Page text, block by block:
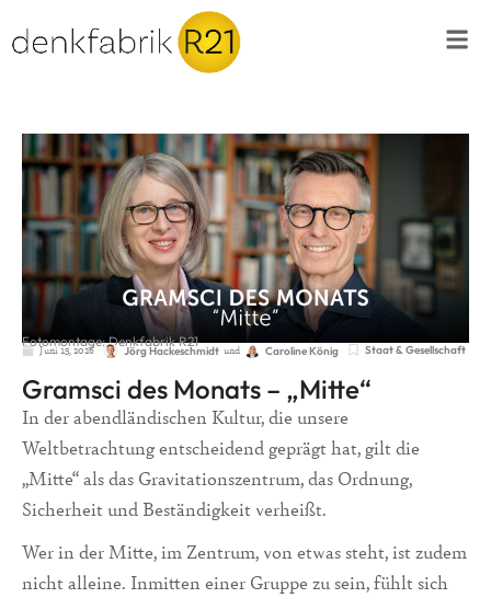
Fotomontage: Denkfabrik R21
Juni 15, 2026 Jörg Hackeschmidt und Caroline König Staat & Gesellschaft
Gramsci des Monats – „Mitte“
In der abendländischen Kultur, die unsere
Weltbetrachtung entscheidend geprägt hat, gilt die
„Mitte“ als das Gravitationszentrum, das Ordnung,
Sicherheit und Beständigkeit verheißt.
Wer in der Mitte, im Zentrum, von etwas steht, ist zudem
nicht alleine. Inmitten einer Gruppe zu sein, fühlt sich